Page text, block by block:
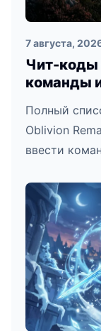
7 августа,
Чит-коды
команды
Полный
Oblivion
ввести